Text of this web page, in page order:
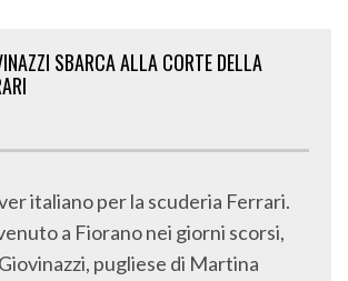
SBARCA ALLA CORTE DELLA
italiano per la scuderia Ferrari.
a Fiorano nei giorni scorsi,
pugliese di Martina